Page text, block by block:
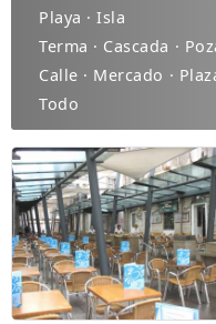
Playa · Isla
Terma · Cascada ·
Calle · Mercado ·
Todo